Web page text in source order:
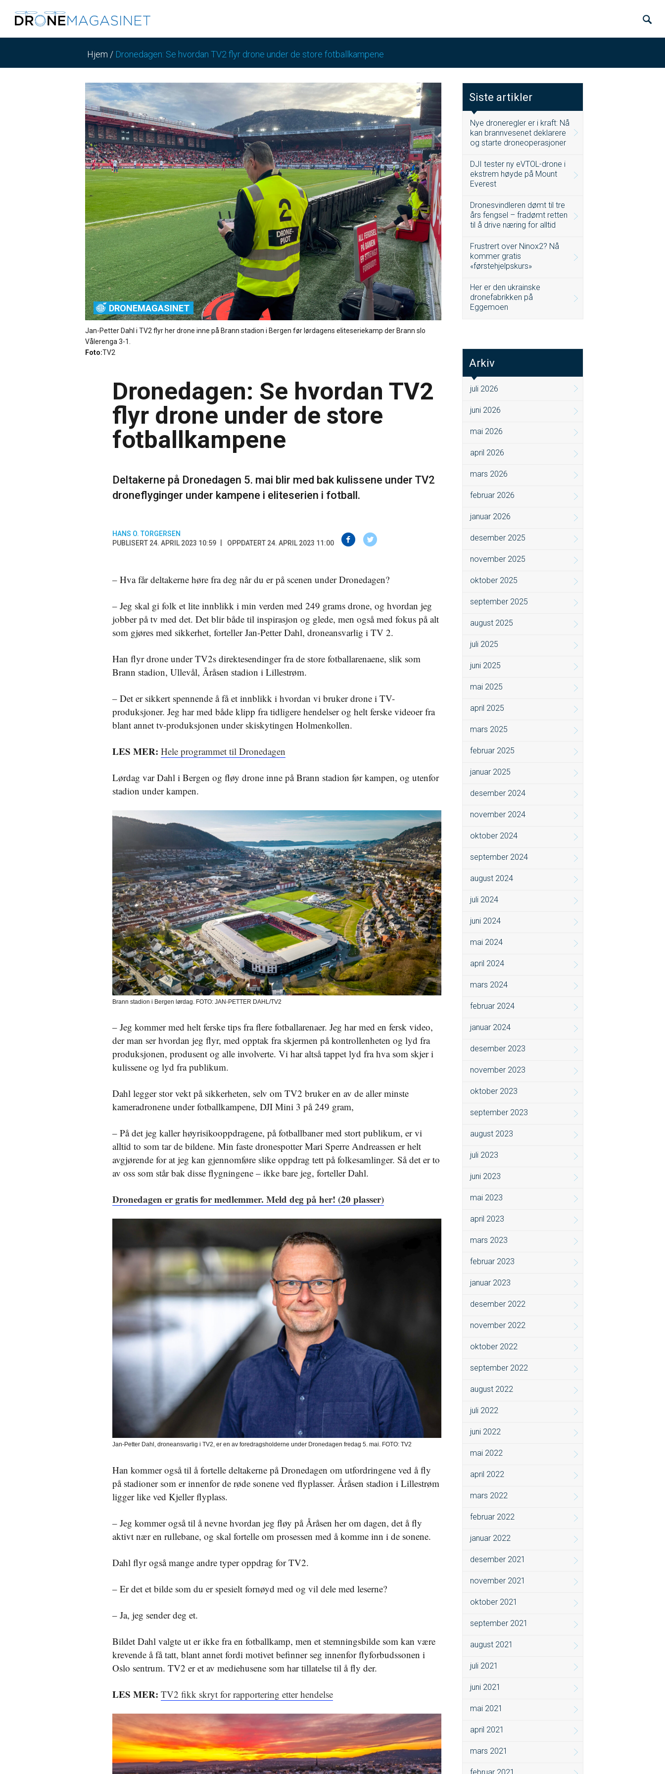
Hjem / Dronedagen: Se hvordan TV2 flyr drone under de store fotballkampene
DRONEMAGASINET
Jan-Petter Dahl i TV2 flyr her drone inne på Brann stadion i Bergen før lørdagens eliteseriekamp der Brann slo
Vålerenga 3-1.
Foto:TV2
Dronedagen: Se hvordan TV2
flyr drone under de store
fotballkampene
Deltakerne på Dronedagen 5. mai blir med bak kulissene under TV2
droneflyginger under kampene i eliteserien i fotball.
HANS O. TORGERSEN
PUBLISERT 24. APRIL 2023 10:59
OPPDATERT 24. APRIL 2023 11:00
– Hva får deltakerne høre fra deg når du er på scenen under Dronedagen?
– Jeg skal gi folk et lite innblikk i min verden med 249 grams drone, og hvordan jeg
jobber på tv med det. Det blir både til inspirasjon og glede, men også med fokus på alt
som gjøres med sikkerhet, forteller Jan-Petter Dahl, droneansvarlig i TV 2.
Han flyr drone under TV2s direktesendinger fra de store fotballarenaene, slik som
Brann stadion, Ullevål, Åråsen stadion i Lillestrøm.
– Det er sikkert spennende å få et innblikk i hvordan vi bruker drone i TV-
produksjoner. Jeg har med både klipp fra tidligere hendelser og helt ferske videoer fra
blant annet tv-produksjonen under skiskytingen Holmenkollen.
LES MER: Hele programmet til Dronedagen
Lørdag var Dahl i Bergen og fløy drone inne på Brann stadion før kampen, og utenfor
stadion under kampen.
Brann stadion i Bergen lørdag. FOTO: JAN-PETTER DAHL/TV2
– Jeg kommer med helt ferske tips fra flere fotballarenaer. Jeg har med en fersk video,
der man ser hvordan jeg flyr, med opptak fra skjermen på kontrollenheten og lyd fra
produksjonen, produsent og alle involverte. Vi har altså tappet lyd fra hva som skjer i
kulissene og lyd fra publikum.
Dahl legger stor vekt på sikkerheten, selv om TV2 bruker en av de aller minste
kameradronene under fotballkampene, DJI Mini 3 på 249 gram,
– På det jeg kaller høyrisikooppdragene, på fotballbaner med stort publikum, er vi
alltid to som tar de bildene. Min faste dronespotter Mari Sperre Andreassen er helt
avgjørende for at jeg kan gjennomføre slike oppdrag tett på folkesamlinger. Så det er to
av oss som står bak disse flygningene – ikke bare jeg, forteller Dahl.
Dronedagen er gratis for medlemmer. Meld deg på her! (20 plasser)
Jan-Petter Dahl, droneansvarlig i TV2, er en av foredragsholderne under Dronedagen fredag 5. mai. FOTO: TV2
Han kommer også til å fortelle deltakerne på Dronedagen om utfordringene ved å fly
på stadioner som er innenfor de røde sonene ved flyplasser. Åråsen stadion i Lillestrøm
ligger like ved Kjeller flyplass.
– Jeg kommer også til å nevne hvordan jeg fløy på Åråsen her om dagen, det å fly
aktivt nær en rullebane, og skal fortelle om prosessen med å komme inn i de sonene.
Dahl flyr også mange andre typer oppdrag for TV2.
– Er det et bilde som du er spesielt fornøyd med og vil dele med leserne?
– Ja, jeg sender deg et.
Bildet Dahl valgte ut er ikke fra en fotballkamp, men et stemningsbilde som kan være
krevende å få tatt, blant annet fordi motivet befinner seg innenfor flyforbudssonen i
Oslo sentrum. TV2 er et av mediehusene som har tillatelse til å fly der.
LES MER: TV2 fikk skryt for rapportering etter hendelse
Siste artikler
Nye droneregler er i kraft: Nå
kan brannvesenet deklarere
og starte droneoperasjoner
DJI tester ny eVTOL-drone i
ekstrem høyde på Mount
Everest
Dronesvindleren dømt til tre
års fengsel – fradømt retten
til å drive næring for alltid
Frustrert over Ninox2? Nå
kommer gratis
«førstehjelpskurs»
Her er den ukrainske
dronefabrikken på
Eggemoen
Arkiv
juli 2026
juni 2026
mai 2026
april 2026
mars 2026
februar 2026
januar 2026
desember 2025
november 2025
oktober 2025
september 2025
august 2025
juli 2025
juni 2025
mai 2025
april 2025
mars 2025
februar 2025
januar 2025
desember 2024
november 2024
oktober 2024
september 2024
august 2024
juli 2024
juni 2024
mai 2024
april 2024
mars 2024
februar 2024
januar 2024
desember 2023
november 2023
oktober 2023
september 2023
august 2023
juli 2023
juni 2023
mai 2023
april 2023
mars 2023
februar 2023
januar 2023
desember 2022
november 2022
oktober 2022
september 2022
august 2022
juli 2022
juni 2022
mai 2022
april 2022
mars 2022
februar 2022
januar 2022
desember 2021
november 2021
oktober 2021
september 2021
august 2021
juli 2021
juni 2021
mai 2021
april 2021
mars 2021